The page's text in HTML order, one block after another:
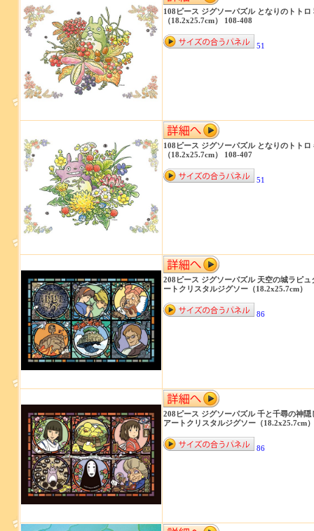
108ピース ジグソーパズル となりのトトロ
（18.2x25.7cm） 108-408
51
108ピース ジグソーパズル となりのトトロ
（18.2x25.7cm） 108-407
51
208ピース ジグソーパズル 天空の城ラピュ
ートクリスタルジグソー（18.2x25.7cm）
86
208ピース ジグソーパズル 千と千尋の神隠
アートクリスタルジグソー（18.2x25.7cm
86